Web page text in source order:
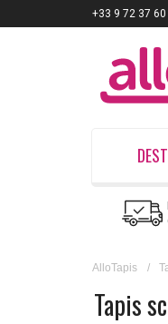
AlloTapis /
Tapis
+33 9 72 37